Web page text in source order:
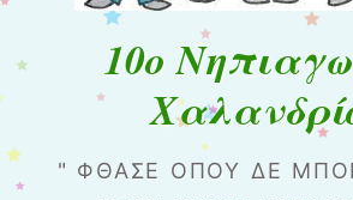
10o
" ΦΘΆΣΕ ΌΠΟΥ ΔΕ